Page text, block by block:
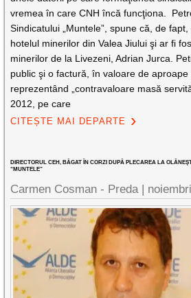
vremea în care CNH încă funcţiona.
Sindicatului „Muntele”, spune că, de
hotelul minerilor din Valea Jiului şi ar fi
minerilor de la Livezeni, Adrian Jurca.
public şi o factură, în valoare de
reprezentând „contravaloare masă
2012, pe care
CITEȘTE MAI DEPARTE
DIRECTORUL CEH, BĂGAT ÎN CORZI DUPĂ PLECAREA LA
“MUNTELE”
Carmen Cosman - Preda |